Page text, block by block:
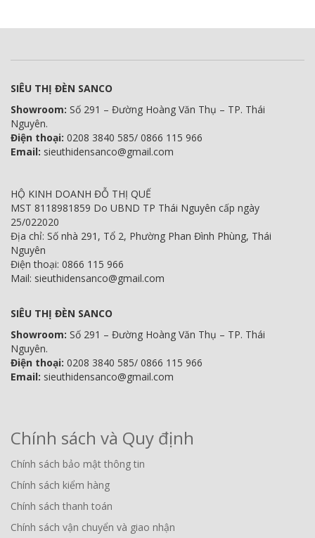
SIÊU THỊ ĐÈN SANCO
Showroom: Số 291 – Đường Hoàng Văn Thụ – TP. Thái
Nguyên.
Điện thoại: 0208 3840 585/ 0866 115 966
Email: sieuthidensanco@gmail.com
HỘ KINH DOANH ĐỖ THỊ QUẾ
MST 8118981859 Do UBND TP Thái Nguyên cấp ngày
25/022020
Địa chỉ: Số nhà 291, Tổ 2, Phường Phan Đình Phùng, Thái
Nguyên
Điện thoại: 0866 115 966
Mail: sieuthidensanco@gmail.com
SIÊU THỊ ĐÈN SANCO
Showroom: Số 291 – Đường Hoàng Văn Thụ – TP. Thái
Nguyên.
Điện thoại: 0208 3840 585/ 0866 115 966
Email: sieuthidensanco@gmail.com
Chính sách và Quy định
Chính sách bảo mật thông tin
Chính sách kiểm hàng
Chính sách thanh toán
Chính sách vận chuyển và giao nhận